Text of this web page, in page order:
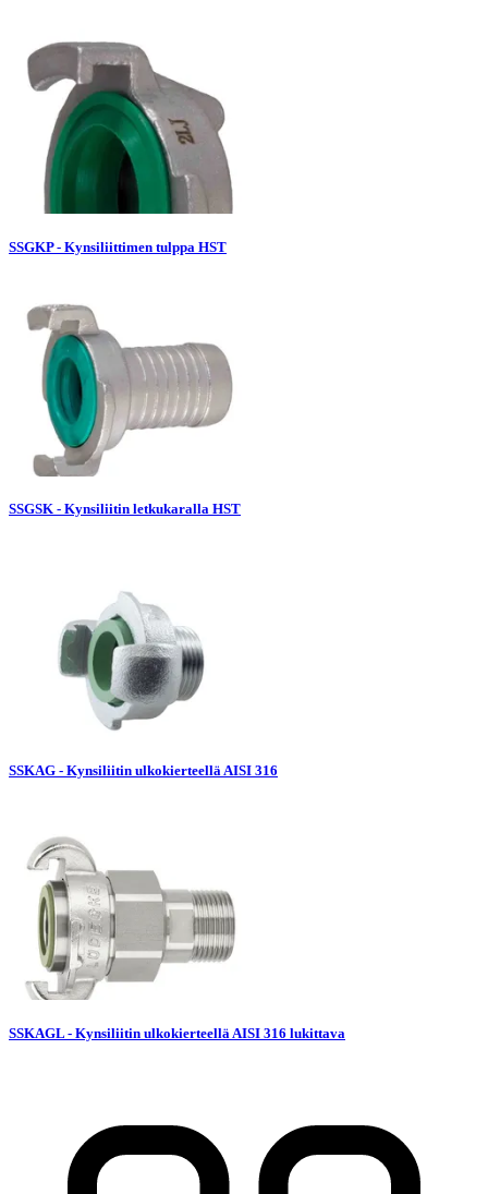
SSGKP - Kynsiliittimen tulppa HST
SSGSK - Kynsiliitin letkukaralla HST
SSKAG - Kynsiliitin ulkokierteellä AISI 316
SSKAGL - Kynsiliitin ulkokierteellä AISI 316 lukittava